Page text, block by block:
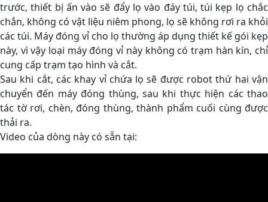
trước, thiết bị ấn vào sẽ đẩy lọ vào đáy túi, túi kẹp lọ chắc
chắn, không có vật liệu niêm phong, lọ sẽ không rơi ra khỏi
các túi. Máy đóng vỉ cho lọ thường áp dụng thiết kế gói kẹp
này, vì vậy loại máy đóng vỉ này không có trạm hàn kín, chỉ
cung cấp trạm tạo hình và cắt.
Sau khi cắt, các khay vỉ chứa lọ sẽ được robot thứ hai vận
chuyển đến máy đóng thùng, sau khi thực hiện các thao
tác tờ rơi, chèn, đóng thùng, thành phẩm cuối cùng được
thải ra.
Video của dòng này có sẵn tại: